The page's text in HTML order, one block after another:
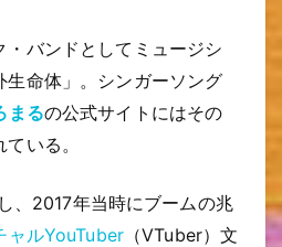
・バンドとしてミュージシ
生命体」。シンガーソング
まるの公式サイトにはその
いる。
、2017年当時にブームの兆
ャルYouTuber （VTuber）文